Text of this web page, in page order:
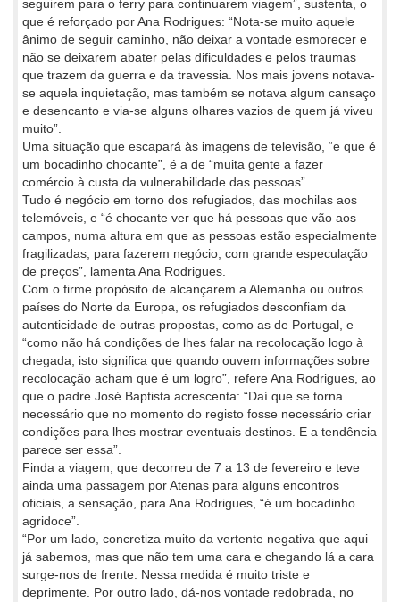
seguirem para o ferry para continuarem viagem”, sustenta, o
que é reforçado por Ana Rodrigues: “Nota-se muito aquele
ânimo de seguir caminho, não deixar a vontade esmorecer e
não se deixarem abater pelas dificuldades e pelos traumas
que trazem da guerra e da travessia. Nos mais jovens notava-
se aquela inquietação, mas também se notava algum cansaço
e desencanto e via-se alguns olhares vazios de quem já viveu
muito”.
Uma situação que escapará às imagens de televisão, “e que é
um bocadinho chocante”, é a de “muita gente a fazer
comércio à custa da vulnerabilidade das pessoas”.
Tudo é negócio em torno dos refugiados, das mochilas aos
telemóveis, e “é chocante ver que há pessoas que vão aos
campos, numa altura em que as pessoas estão especialmente
fragilizadas, para fazerem negócio, com grande especulação
de preços”, lamenta Ana Rodrigues.
Com o firme propósito de alcançarem a Alemanha ou outros
países do Norte da Europa, os refugiados desconfiam da
autenticidade de outras propostas, como as de Portugal, e
“como não há condições de lhes falar na recolocação logo à
chegada, isto significa que quando ouvem informações sobre
recolocação acham que é um logro”, refere Ana Rodrigues, ao
que o padre José Baptista acrescenta: “Daí que se torna
necessário que no momento do registo fosse necessário criar
condições para lhes mostrar eventuais destinos. E a tendência
parece ser essa”.
Finda a viagem, que decorreu de 7 a 13 de fevereiro e teve
ainda uma passagem por Atenas para alguns encontros
oficiais, a sensação, para Ana Rodrigues, “é um bocadinho
agridoce”.
“Por um lado, concretiza muito da vertente negativa que aqui
já sabemos, mas que não tem uma cara e chegando lá a cara
surge-nos de frente. Nessa medida é muito triste e
deprimente. Por outro lado, dá-nos vontade redobrada, no